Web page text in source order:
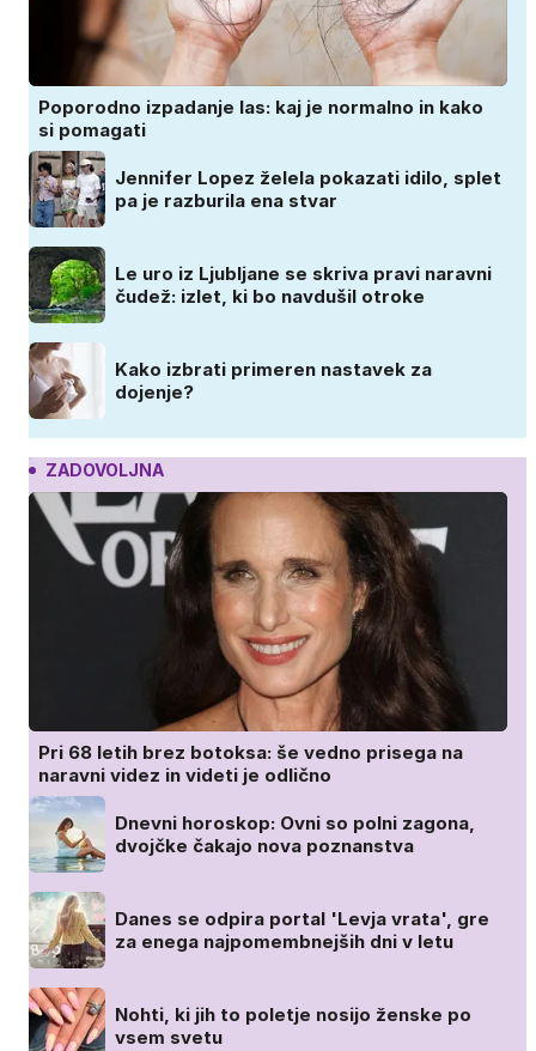
Poporodno izpadanje las: kaj je normalno in kako
si pomagati
Jennifer Lopez želela pokazati idilo, splet
pa je razburila ena stvar
Le uro iz Ljubljane se skriva pravi naravni
čudež: izlet, ki bo navdušil otroke
Kako izbrati primeren nastavek za
dojenje?
ZADOVOLJNA
Pri 68 letih brez botoksa: še vedno prisega na
naravni videz in videti je odlično
Dnevni horoskop: Ovni so polni zagona,
dvojčke čakajo nova poznanstva
Danes se odpira portal 'Levja vrata', gre
za enega najpomembnejših dni v letu
Nohti, ki jih to poletje nosijo ženske po
vsem svetu